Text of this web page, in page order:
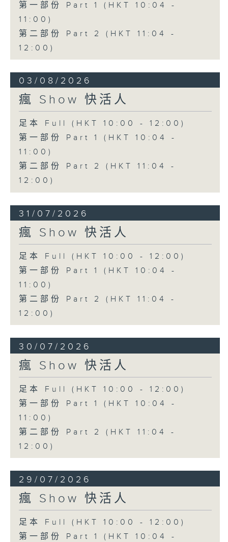
第一部份 Part 1 (HKT 10:04 -
11:00)
第二部份 Part 2 (HKT 11:04 -
12:00)
03/08/2026
瘋 Show 快活人
足本 Full (HKT 10:00 - 12:00)
第一部份 Part 1 (HKT 10:04 -
11:00)
第二部份 Part 2 (HKT 11:04 -
12:00)
31/07/2026
瘋 Show 快活人
足本 Full (HKT 10:00 - 12:00)
第一部份 Part 1 (HKT 10:04 -
11:00)
第二部份 Part 2 (HKT 11:04 -
12:00)
30/07/2026
瘋 Show 快活人
足本 Full (HKT 10:00 - 12:00)
第一部份 Part 1 (HKT 10:04 -
11:00)
第二部份 Part 2 (HKT 11:04 -
12:00)
29/07/2026
瘋 Show 快活人
足本 Full (HKT 10:00 - 12:00)
第一部份 Part 1 (HKT 10:04 -